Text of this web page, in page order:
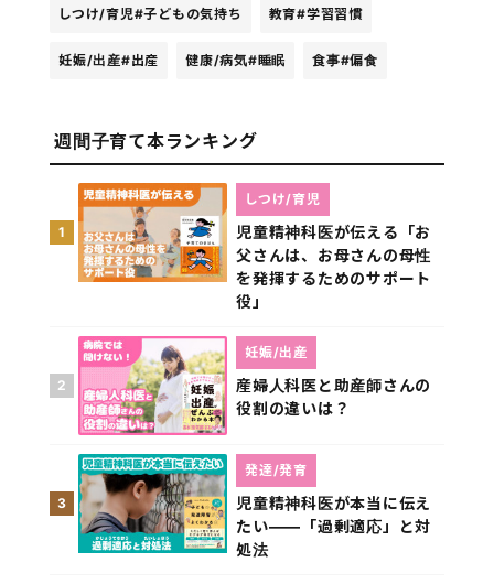
しつけ/育児#子どもの気持ち 教育#学習習慣
妊娠/出産#出産 健康/病気#睡眠 食事#偏食
週間子育て本ランキング
1
児童精神科医が伝える「お
父さんは、お母さんの母性
を発揮するためのサポート
役」
しつけ/育児
2
産婦人科医と助産師さんの
役割の違いは？
妊娠/出産
3
児童精神科医が本当に伝え
たい――「過剰適応」と対
処法
発達/発育